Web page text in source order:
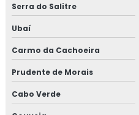
Serra do Salitre
Ubaí
Carmo da Cachoeira
Prudente de Morais
Cabo Verde